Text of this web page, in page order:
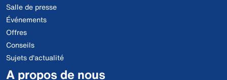
Salle de presse
Événements
Offres
Conseils
Sujets d'actualité
A propos de nous